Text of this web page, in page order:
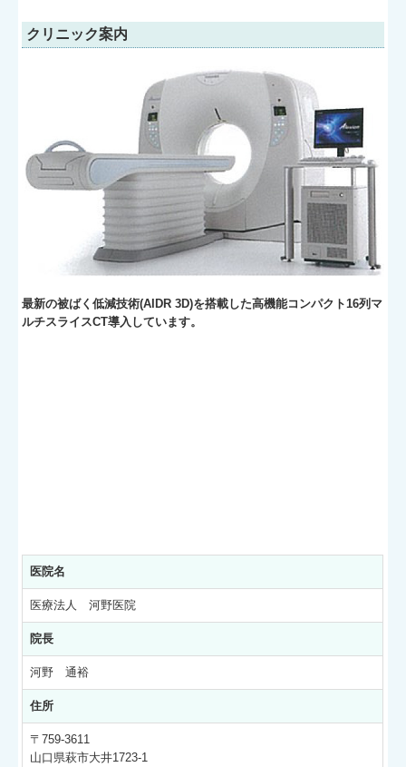
クリニック案内
最新の被ばく低減技術(AIDR 3D)を搭載した高機能コンパクト16列マ
ルチスライスCT導入しています。
医院名
医療法人 河野医院
院長
河野 通裕
住所
〒759-3611
山口県萩市大井1723-1